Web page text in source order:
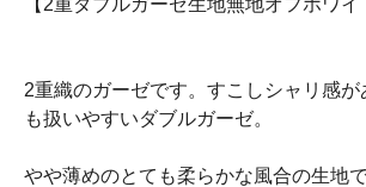
【2重ダブルガーゼ生地無地オフホワイ
2重織のガーゼです。すこしシャリ感
も扱いやすいダブルガーゼ。
やや薄めのとても柔らかな風合の生地